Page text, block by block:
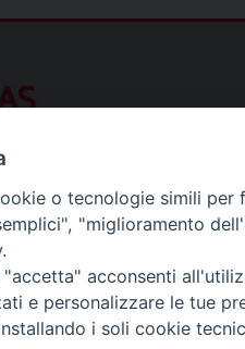
Iglesias (SU)
canc.curia.iglesias@tiscali.it
stampa):
o tecnologie simili per
"miglioramento
"accetta" acconsenti
e personalizzare le tue
i soli cookie